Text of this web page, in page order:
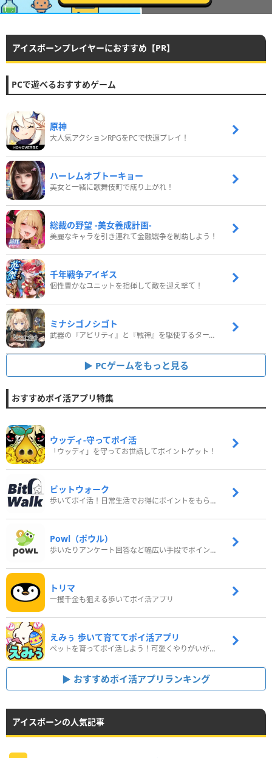
アイスボーンプレイヤーにおすすめ【PR】
PCで遊べるおすすめゲーム
原神
大人気アクションRPGをPCで快適プレイ！
ハーレムオブトーキョー
美女と一緒に歌舞伎町で成り上がれ！
総裁の野望 -美女養成計画-
美麗なキャラを引き連れて金融戦争を制覇しよう！
千年戦争アイギス
個性豊かなユニットを指揮して敵を迎え撃て！
ミナシゴノシゴト
武器の『アビリティ』と『戦神』を駆使するターン制コマンドバトルRPG！
PCゲームをもっと見る
おすすめポイ活アプリ特集
ウッディ‐守ってポイ活
「ウッディ」を守ってお世話してポイントゲット！
ビットウォーク
歩いてポイ活！日常生活でお得にポイントをもらおう
Powl（ポウル）
歩いたりアンケート回答など幅広い手段でポイントをゲット
トリマ
一攫千金も狙える歩いてポイ活アプリ
えみぅ 歩いて育ててポイ活アプリ
ペットを育ってポイ活しよう！可愛くやりがいがある新感覚アプリ
おすすめポイ活アプリランキング
アイスボーンの人気記事